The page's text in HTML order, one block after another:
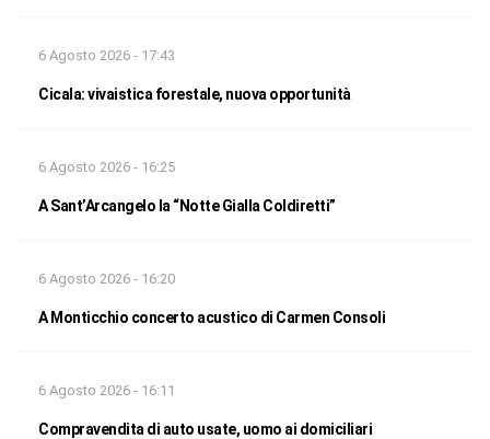
6 Agosto 2026 - 17:43
Cicala: vivaistica forestale, nuova opportunità
6 Agosto 2026 - 16:25
A Sant’Arcangelo la “Notte Gialla Coldiretti”
6 Agosto 2026 - 16:20
A Monticchio concerto acustico di Carmen Consoli
6 Agosto 2026 - 16:11
Compravendita di auto usate, uomo ai domiciliari